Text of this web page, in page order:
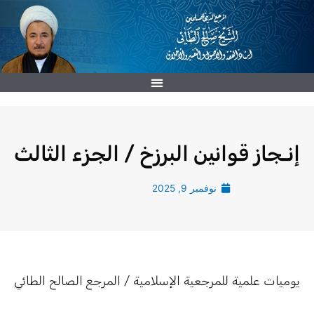
تخطي
إنـجاز قوانين البرزخ / الجزء الثالث
نوفمبر 9, 2025
يوميات علمية للمرجعية الإسلامية / المرجع الصالح الطائي